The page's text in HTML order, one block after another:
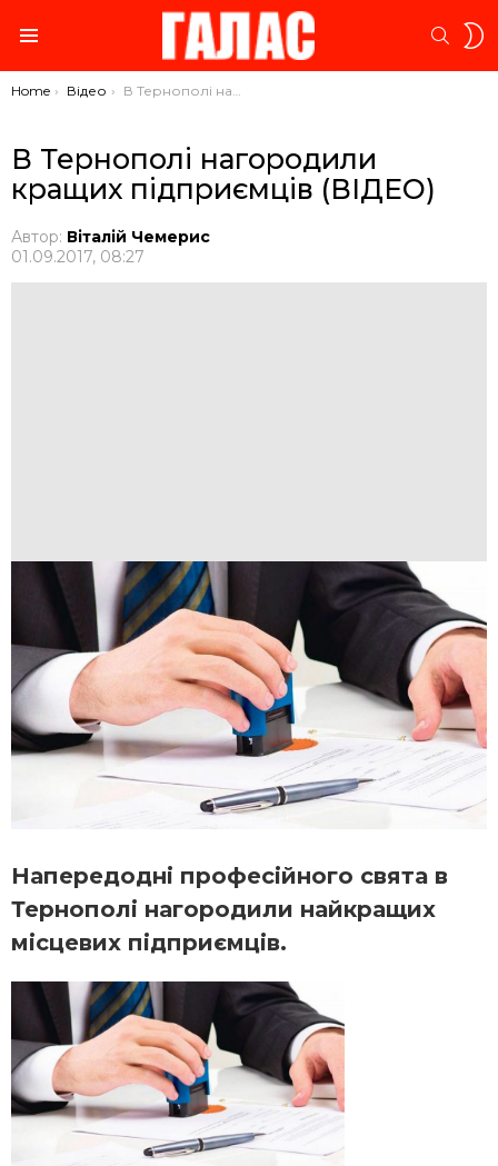
You are here:
Home Відео В Тернополі нагородили кращих підприємців (ВІДЕО)
В Тернополі нагородили
кращих підприємців (ВІДЕО)
Автор: Віталій Чемерис
01.09.2017, 08:27
Напередодні професійного свята в
Тернополі нагородили найкращих
місцевих підприємців.